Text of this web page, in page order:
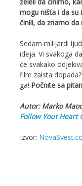
mogu ništa i da su
činili, da znamo da
Sedam milijardi
ideja. Vi svakoga
će svakako
film zaista
ga! Počnite sa
Autor:Marko
Follow Yout Heart
Izvor: